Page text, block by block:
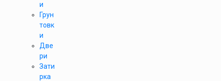
и
Грун
товк
и
Две
ри
Зати
рка